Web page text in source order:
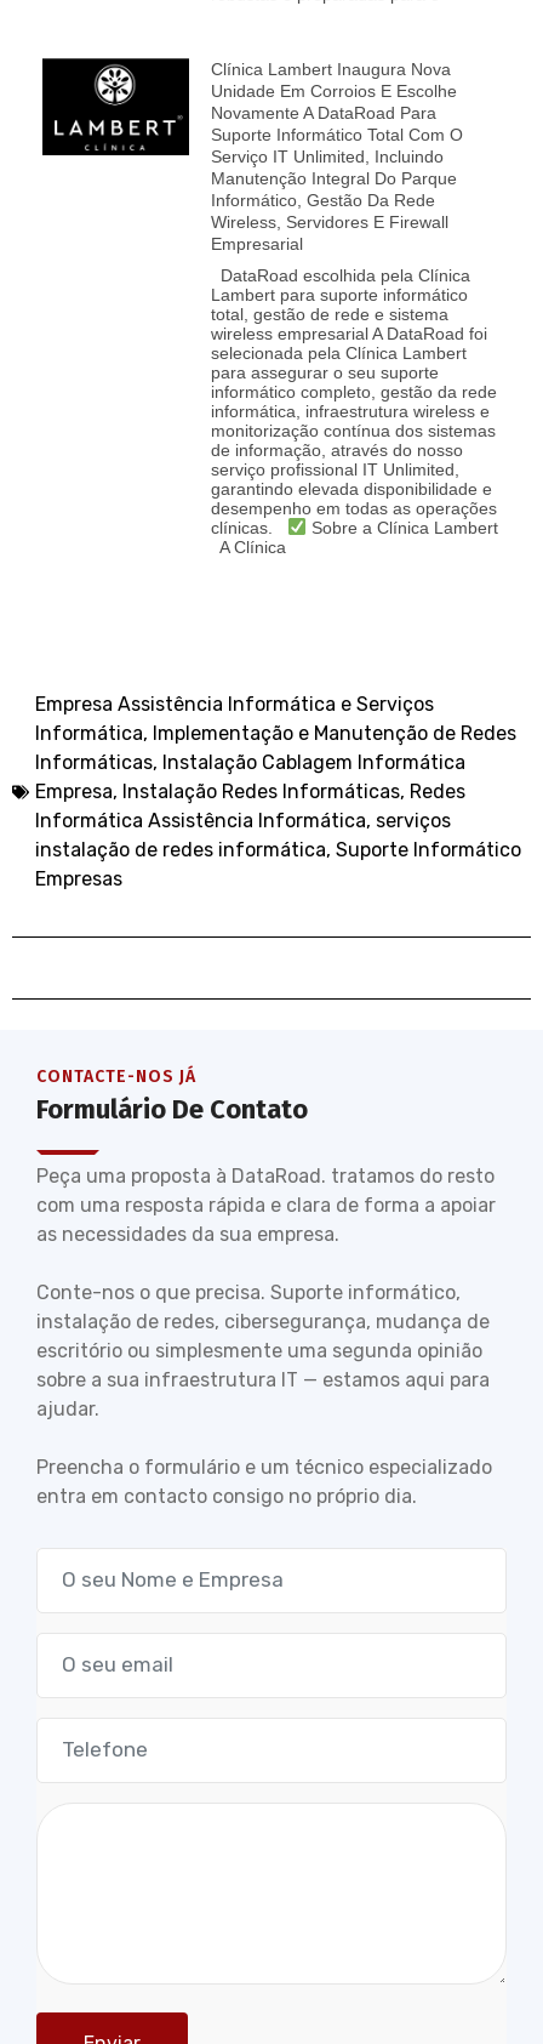
Clínica Lambert Inaugura Nova
Unidade Em Corroios E Escolhe
Novamente A DataRoad Para
Suporte Informático Total Com O
Serviço IT Unlimited, Incluindo
Manutenção Integral Do Parque
Informático, Gestão Da Rede
Wireless, Servidores E Firewall
Empresarial
DataRoad escolhida pela Clínica
Lambert para suporte informático
total, gestão de rede e sistema
wireless empresarial A DataRoad foi
selecionada pela Clínica Lambert
para assegurar o seu suporte
informático completo, gestão da rede
informática, infraestrutura wireless e
monitorização contínua dos sistemas
de informação, através do nosso
serviço profissional IT Unlimited,
garantindo elevada disponibilidade e
desempenho em todas as operações
clínicas.
Sobre a Clínica Lambert
A Clínica
Empresa Assistência Informática e Serviços
Informática, Implementação e Manutenção de Redes
Informáticas, Instalação Cablagem Informática
Empresa, Instalação Redes Informáticas, Redes
Informática Assistência Informática, serviços
instalação de redes informática, Suporte Informático
Empresas
CONTACTE-NOS JÁ
Formulário De Contato
Peça uma proposta à DataRoad. tratamos do resto
com uma resposta rápida e clara de forma a apoiar
as necessidades da sua empresa.
Conte-nos o que precisa. Suporte informático,
instalação de redes, cibersegurança, mudança de
escritório ou simplesmente uma segunda opinião
sobre a sua infraestrutura IT — estamos aqui para
ajudar.
Preencha o formulário e um técnico especializado
entra em contacto consigo no próprio dia.